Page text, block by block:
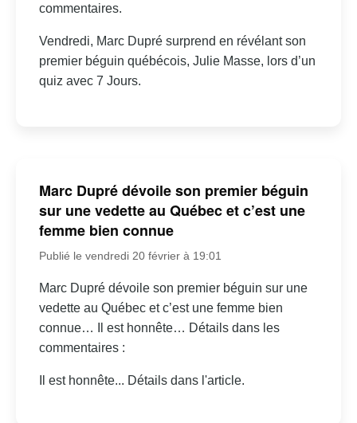
commentaires.
Vendredi, Marc Dupré surprend en révélant son
premier béguin québécois, Julie Masse, lors d’un
quiz avec 7 Jours.
Marc Dupré dévoile son premier béguin
sur une vedette au Québec et c’est une
femme bien connue
Publié le vendredi 20 février à 19:01
Marc Dupré dévoile son premier béguin sur une
vedette au Québec et c’est une femme bien
connue… Il est honnête… Détails dans les
commentaires :
Il est honnête... Détails dans l'article.